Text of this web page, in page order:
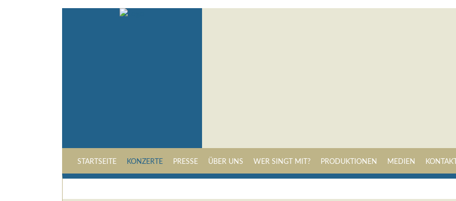
STARTSEITE KONZERTE PRESSE ÜBER UNS WER SINGT MIT? PRODUKTIONEN MEDIEN